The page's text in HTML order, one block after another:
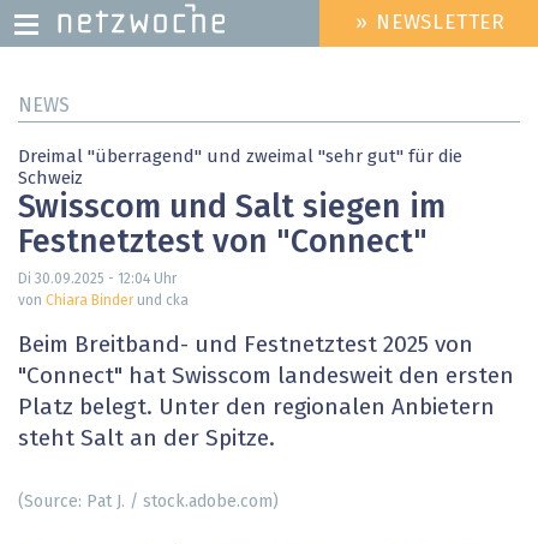
zum
HEADER
MENU
» NEWSLETTER
NEWS
Dreimal "überragend" und zweimal "sehr gut" für die
Schweiz
Swisscom und Salt siegen im
Festnetztest von "Connect"
Di 30.09.2025 - 12:04 Uhr
von Chiara Binderund cka
Beim Breitband- und Festnetztest 2025 von
"Connect" hat Swisscom landesweit den ersten
Platz belegt. Unter den regionalen Anbietern
steht Salt an der Spitze.
(Source: Pat J. / stock.adobe.com)